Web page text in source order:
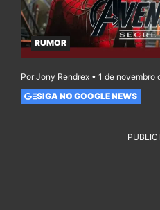
RUMOR
Por Jony Rendrex • 1 de novembro
SIGA NO GOOGLE NEWS